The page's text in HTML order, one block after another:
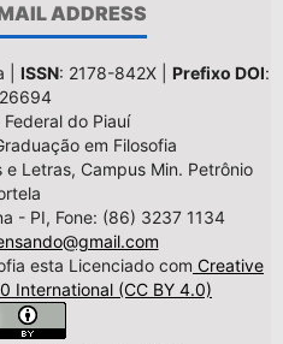
ADDRESS
| ISSN: 2178-842X | Prefixo DOI:
do Piauí
em Filosofia
Letras, Campus Min. Petrônio
- PI, Fone: (86) 3237 1134
esta Licenciado com Creative
International (CC BY 4.0)